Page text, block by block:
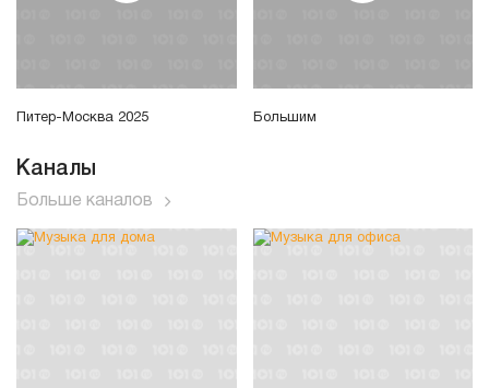
Питер-Москва 2025 Большим
Каналы
Больше каналов